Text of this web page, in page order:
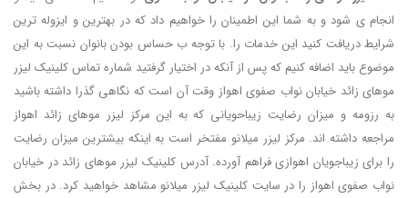
انجام ی شود و به شما این اطمینان را خواهیم داد که در بهترین و ایزوله ترین
شرایط دریافت کنید این خدمات را. با توجه ب حساس بودن بانوان نسبت به این
موضوع باید اضافه کنیم که پس از آنکه در اختیار گرفتید شماره تماس کلینیک لیزر
موهای زائد خیابان نواب صفوی اهواز وقت آن است که نگاهی گذرا داشته باشید
به رزومه و میزان رضایت زیباحویانی که به این مرکز لیزر موهای زائد اهواز
مراجعه داشته اند. مرکز لیزر میلانو مفتخر است به اینکه بیشترین میزان رضایت
را برای زیباجویان اهوازی فراهم آورده. آدرس کلینیک لیزر موهای زائد در خیابان
نواب صفوی اهواز را در سایت کلینیک لیزر میلانو مشاهد خواهید کرد. در بخش